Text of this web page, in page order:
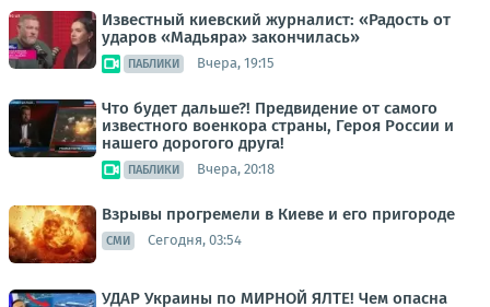
Известный киевский журналист: «Радость от
ударов «Мадьяра» закончилась»
ПАБЛИКИ Вчера, 19:15
Что будет дальше?! Предвидение от самого
известного военкора страны, Героя России и
нашего дорогого друга!
ПАБЛИКИ Вчера, 20:18
Взрывы прогремели в Киеве и его пригороде
СМИ Сегодня, 03:54
УДАР Украины по МИРНОЙ ЯЛТЕ! Чем опасна